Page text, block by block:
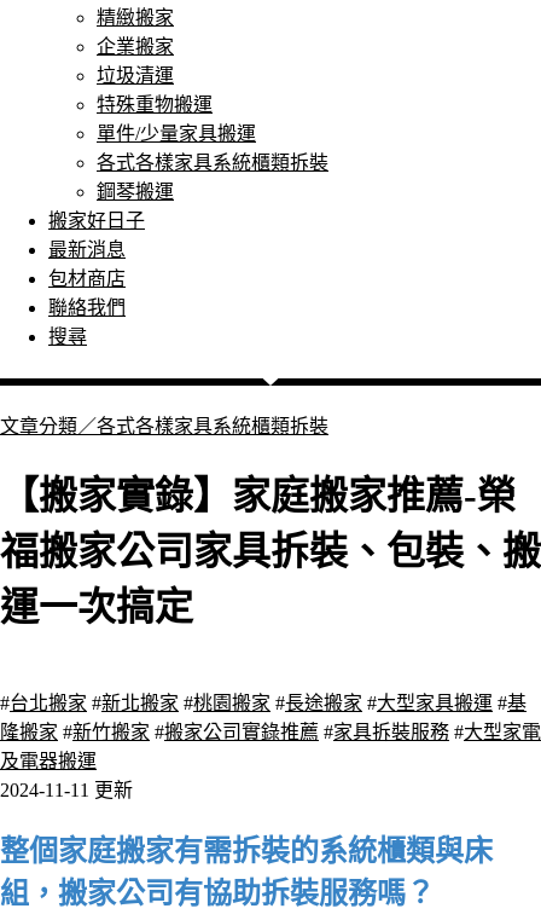
精緻搬家
企業搬家
垃圾清運
特殊重物搬運
單件/少量家具搬運
各式各樣家具系統櫃類拆裝
鋼琴搬運
搬家好日子
最新消息
包材商店
聯絡我們
搜尋
文章分類／各式各樣家具系統櫃類拆裝
【搬家實錄】家庭搬家推薦-榮
福搬家公司家具拆裝、包裝、搬
運一次搞定
#台北搬家 #新北搬家 #桃園搬家 #長途搬家 #大型家具搬運 #基
隆搬家 #新竹搬家 #搬家公司實錄推薦 #家具拆裝服務 #大型家電
及電器搬運
2024-11-11 更新
整個家庭搬家有需拆裝的系統櫃類與床
組，搬家公司有協助拆裝服務嗎？